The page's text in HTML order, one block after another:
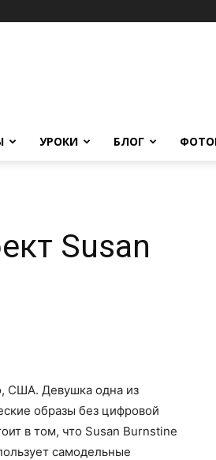
УРОКИ БЛОГ
Susan
США. Девушка одна из
образы без цифровой
в том, что Susan Burnstine
самодельные